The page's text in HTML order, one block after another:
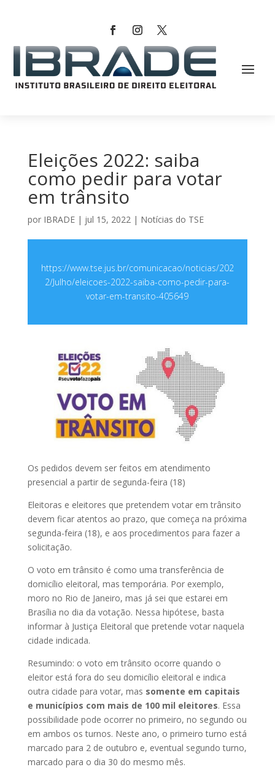
Eleições 2022: saiba
como pedir para votar
em trânsito
por IBRADE| jul 15, 2022| Notícias do TSE
https://www.tse.jus.br/comunicacao/noticias/202
2/Julho/eleicoes-2022-saiba-como-pedir-para-
votar-em-transito-405649
Os pedidos devem ser feitos em atendimento
presencial a partir de segunda-feira (18)
Eleitoras e eleitores que pretendem votar em trânsito
devem ficar atentos ao prazo, que começa na próxima
segunda-feira (18), e aos procedimentos para fazer a
solicitação.
O voto em trânsito é como uma transferência de
domicílio eleitoral, mas temporária. Por exemplo,
moro no Rio de Janeiro, mas já sei que estarei em
Brasília no dia da votação. Nessa hipótese, basta
informar à Justiça Eleitoral que pretende votar naquela
cidade indicada.
Resumindo: o voto em trânsito ocorre quando o
eleitor está fora do seu domicílio eleitoral e indica
outra cidade para votar, mas somente em capitais
e municípios com mais de 100 mil eleitores. Essa
possibilidade pode ocorrer no primeiro, no segundo ou
em ambos os turnos. Neste ano, o primeiro turno está
marcado para 2 de outubro e, eventual segundo turno,
marcado para o dia 30 do mesmo mês.